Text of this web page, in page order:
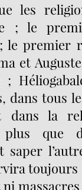
les
; le
le premier
et
;
dans tous
dans la
que
saper
toujours
ni